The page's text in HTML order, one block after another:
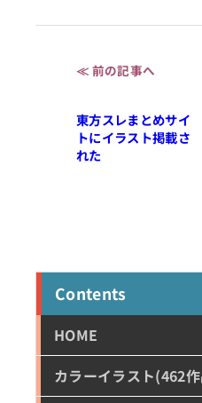
≪ 前の記事へ
東方スレまとめサイ
トにイラスト掲載さ
れた
Contents
HOME
カラーイラスト(462